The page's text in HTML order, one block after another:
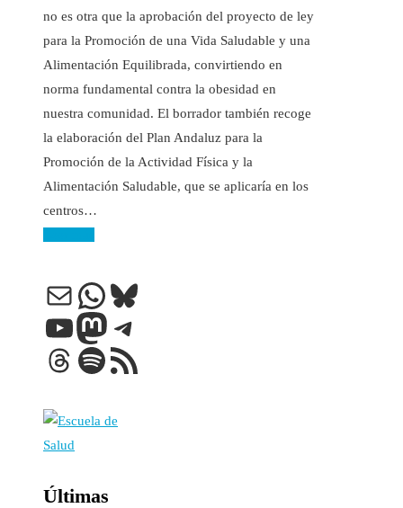
no es otra que la aprobación del proyecto de ley
para la Promoción de una Vida Saludable y una
Alimentación Equilibrada, convirtiendo en
norma fundamental contra la obesidad en
nuestra comunidad. El borrador también recoge
la elaboración del Plan Andaluz para la
Promoción de la Actividad Física y la
Alimentación Saludable, que se aplicaría en los
centros…
Correo electrónico
WhatsApp
Bluesky
YouTube
Mastodon
Telegram
Threads
Spotify
Feed RSS
Últimas